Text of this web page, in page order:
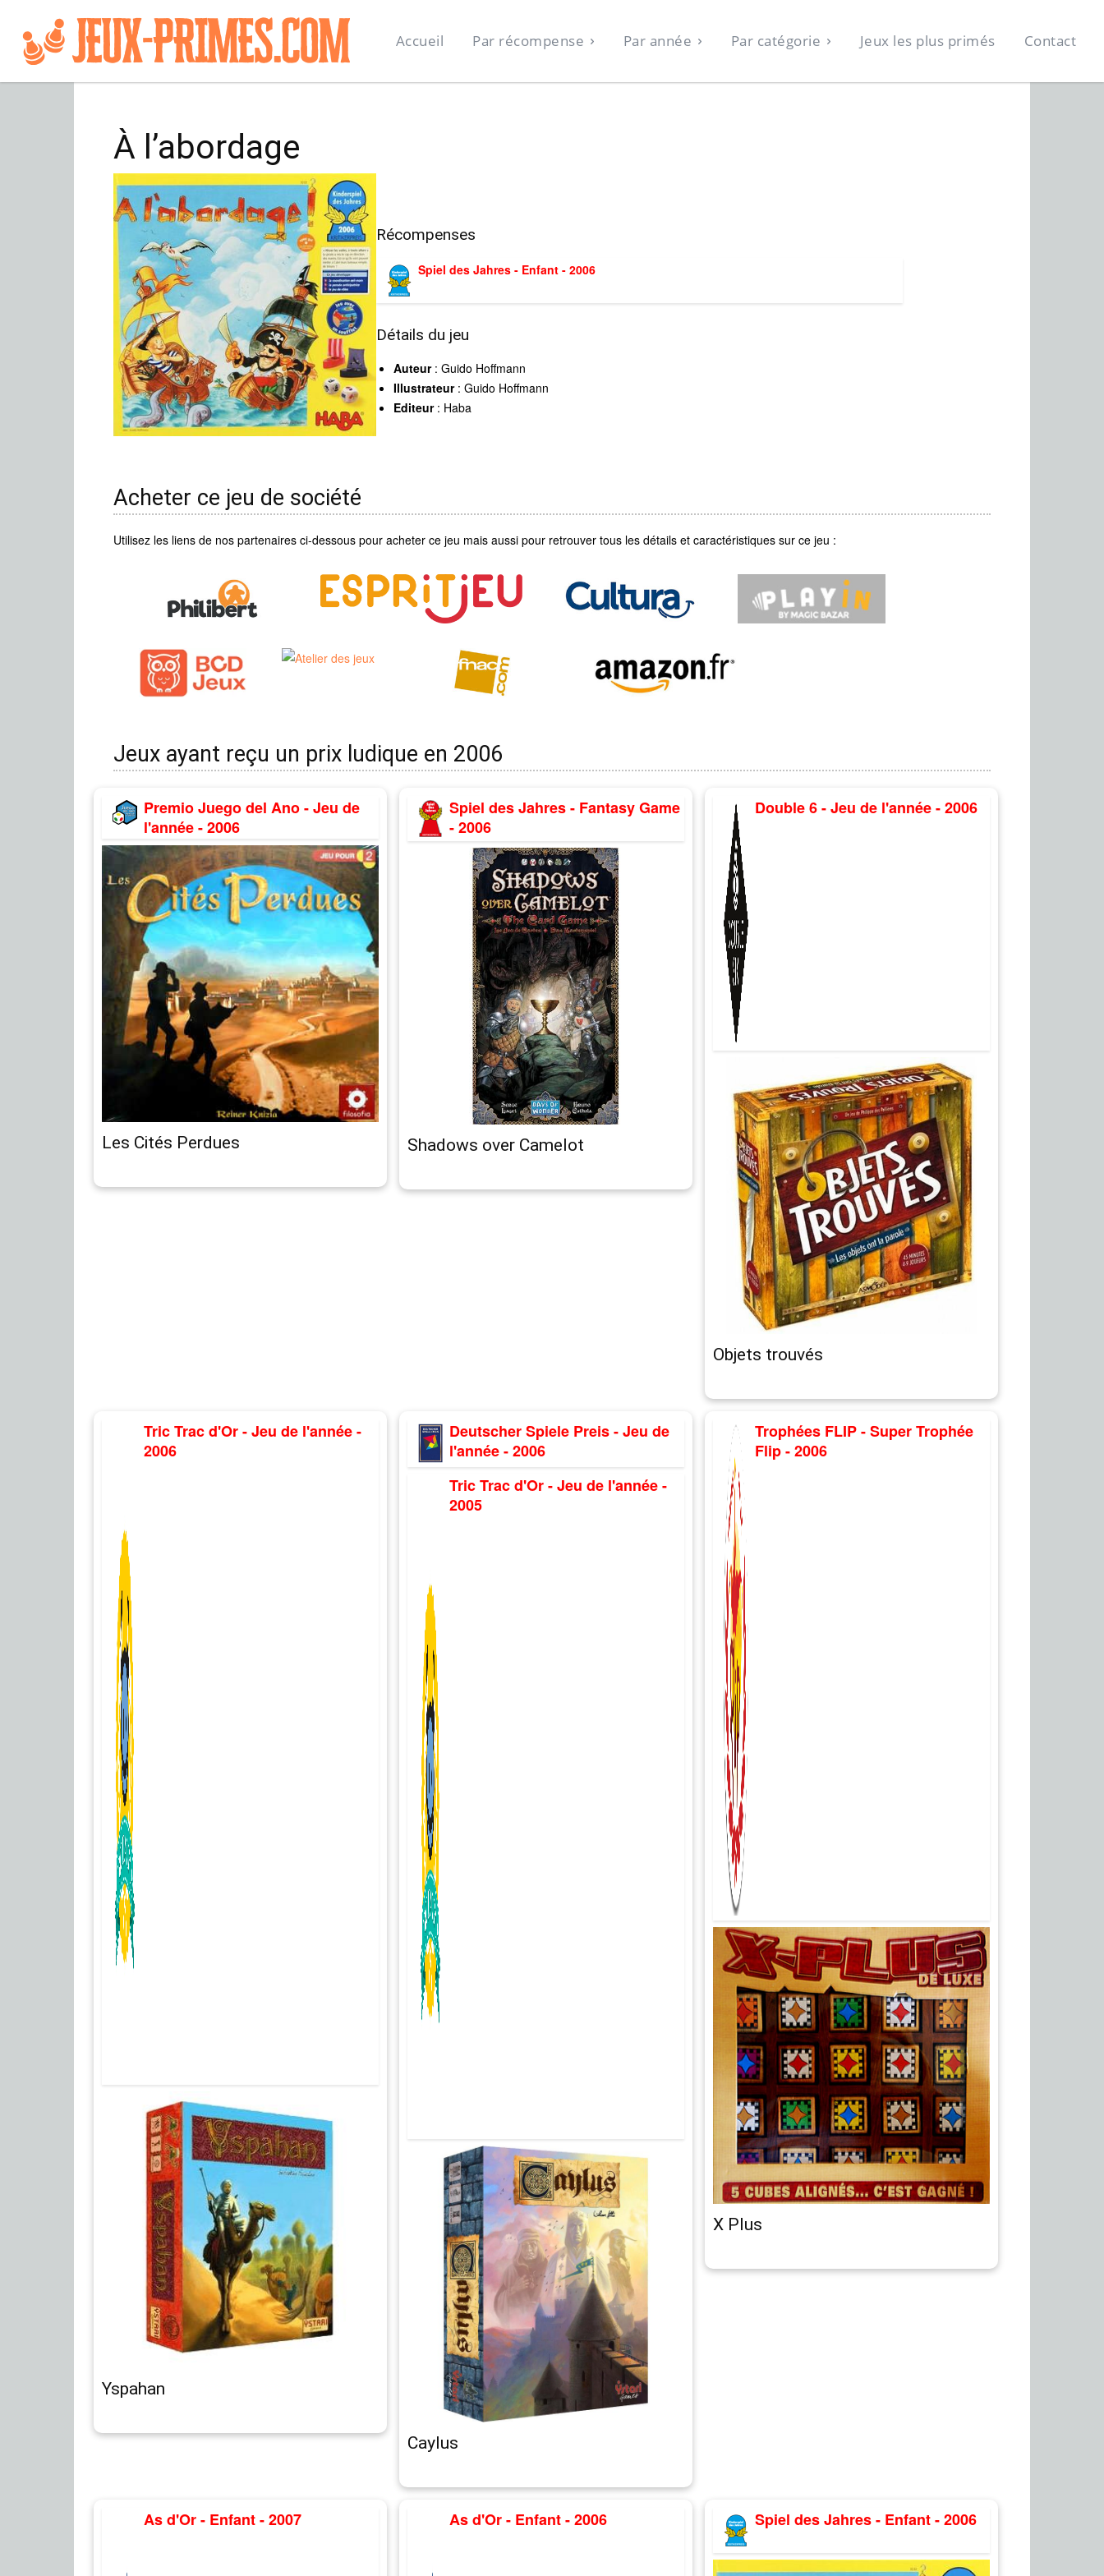
Accueil Par récompense Par année Par catégorie Jeux les plus primés Contact
À l’abordage
Récompenses
Spiel des Jahres - Enfant - 2006
Détails du jeu
Auteur: Guido Hoffmann
Illustrateur: Guido Hoffmann
Editeur: Haba
Acheter ce jeu de société
Utilisez les liens de nos partenaires ci-dessous pour acheter ce jeu mais aussi pour retrouver tous les détails et caractéristiques sur ce jeu :
Jeux ayant reçu un prix ludique en 2006
Premio Juego del Ano - Jeu de
l'année - 2006
Les Cités Perdues
Spiel des Jahres - Fantasy Game
- 2006
Shadows over Camelot
Double 6 - Jeu de l'année - 2006
Objets trouvés
Tric Trac d'Or - Jeu de l'année -
2006
Yspahan
Deutscher Spiele Preis - Jeu de
l'année - 2006
Tric Trac d'Or - Jeu de l'année -
2005
Caylus
Trophées FLIP - Super Trophée
Flip - 2006
X Plus
As d'Or - Enfant - 2007 As d'Or - Enfant - 2006 Spiel des Jahres - Enfant - 2006